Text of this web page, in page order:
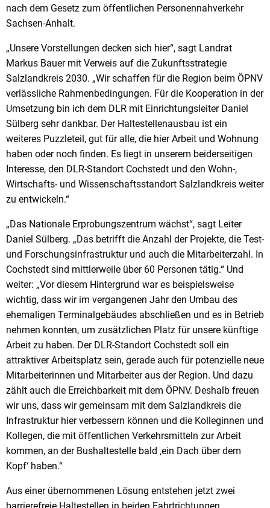
nach dem Gesetz zum öffentlichen Personennahverkehr
Sachsen-Anhalt.
„Unsere Vorstellungen decken sich hier“, sagt Landrat
Markus Bauer mit Verweis auf die Zukunftsstrategie
Salzlandkreis 2030. „Wir schaffen für die Region beim ÖPNV
verlässliche Rahmenbedingungen. Für die Kooperation in der
Umsetzung bin ich dem DLR mit Einrichtungsleiter Daniel
Sülberg sehr dankbar. Der Haltestellenausbau ist ein
weiteres Puzzleteil, gut für alle, die hier Arbeit und Wohnung
haben oder noch finden. Es liegt in unserem beiderseitigen
Interesse, den DLR-Standort Cochstedt und den Wohn-,
Wirtschafts- und Wissenschaftsstandort Salzlandkreis weiter
zu entwickeln.“
„Das Nationale Erprobungszentrum wächst“, sagt Leiter
Daniel Sülberg. „Das betrifft die Anzahl der Projekte, die Test-
und Forschungsinfrastruktur und auch die Mitarbeiterzahl. In
Cochstedt sind mittlerweile über 60 Personen tätig.“ Und
weiter: „Vor diesem Hintergrund war es beispielsweise
wichtig, dass wir im vergangenen Jahr den Umbau des
ehemaligen Terminalgebäudes abschließen und es in Betrieb
nehmen konnten, um zusätzlichen Platz für unsere künftige
Arbeit zu haben. Der DLR-Standort Cochstedt soll ein
attraktiver Arbeitsplatz sein, gerade auch für potenzielle neue
Mitarbeiterinnen und Mitarbeiter aus der Region. Und dazu
zählt auch die Erreichbarkeit mit dem ÖPNV. Deshalb freuen
wir uns, dass wir gemeinsam mit dem Salzlandkreis die
Infrastruktur hier verbessern können und die Kolleginnen und
Kollegen, die mit öffentlichen Verkehrsmitteln zur Arbeit
kommen, an der Bushaltestelle bald ‚ein Dach über dem
Kopf‘ haben.“
Aus einer übernommenen Lösung entstehen jetzt zwei
barrierefreie Haltestellen in beiden Fahrtrichtungen,